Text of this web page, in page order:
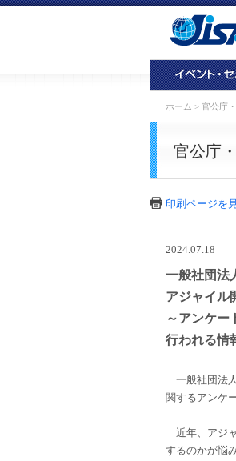
ホーム > 官公庁
官公庁
印刷ページを
2024.07.18
一般社団法
アジャイル
～アンケー
行われる情
一般社団法
関するアンケ
近年、アジ
するのかが悩